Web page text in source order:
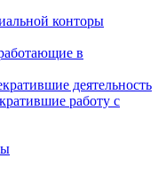
конторы
в
деятельность
работу с